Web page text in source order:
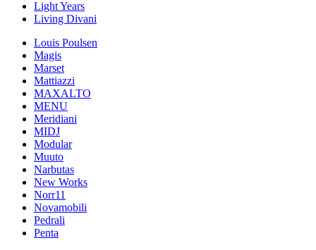
Light Years
Living Divani
Louis Poulsen
Magis
Marset
Mattiazzi
MAXALTO
MENU
Meridiani
MIDJ
Modular
Muuto
Narbutas
New Works
Norr11
Novamobili
Pedrali
Penta